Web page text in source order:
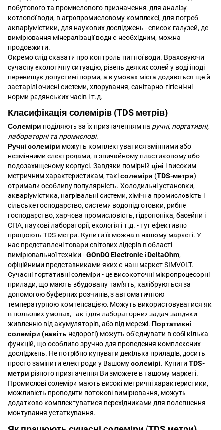
побутового та промислового призначення, для аналізу
котлової води, в агропромисловому комплексі, для потреб
акваріумістики, для наукових досліджень - список галузей, де
вимірювання мінералізації води є необхідним, можна
продовжити.
Окремо слід сказати про контроль питної води. Враховуючи
сучасну екологічну ситуацію, рівень деяких солей у воді іноді
перевищує допустимі норми, а в умовах міста додаються ще й
застарілі очисні системи, хлорування, санітарно-гігієнічні
норми радянських часів і т.д.
Класифікація солемірів (TDS метрів)
Солеміри поділяють за їх призначенням на ручні, портативні,
лабораторні та промислові.
Ручні солеміри можуть комплектуватися змінними або
незмінними електродами, в звичайному пластиковому або
водозахищеному корпусі. Завдяки помірній ціні і високим
метричним характеристикам, такісолеміри (TDS-метри)
отримали особливу популярність. Холодильні установки,
акваріумістика, нагрівальні системи, хімічна промисловість і
сільське господарство, системи водопідготовки, рибне
господарство, харчова промисловість, гідропоніка, басейни і
СПА, наукові лабораторії, екологія і т.д. - тут ефективно
працюють TDS-метри. Купити їх можна в нашому маркеті. У
нас представлені товари світових лідерів в області
вимірювальної техніки -GOnDO Electronic і DeltaOhm,
офіційними представниками яких є наш маркет SIMVOLT.
Сучасні портативні солеміри - це високоточні мікропроцесорні
прилади, що мають вбудовану пам'ять, калібруються за
допомогою буферних розчинів, з автоматичною
температурною компенсацією. Можуть використовуватися як
в польових умовах, так і для лабораторних задач завдяки
живленню від акумуляторів, або від мережі. Портативні
солеміри (навіть недорогі) можуть об'єднувати в собі кілька
функцій, що особливо зручно для проведення комплексних
досліджень. Не потрібно купувати декілька приладів, досить
просто замінити електроди у Вашомусолемірі. Купити TDS-
метри різного призначення Ви зможете в нашому маркеті.
Промислові солеміри мають високі метричні характеристики,
можливість проводити потокові вимірювання, можуть
додатково комплектуватися перехідниками для полегшення
монтування устаткування.